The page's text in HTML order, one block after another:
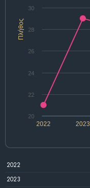
Πλήθος
2022 2023
20
22
24
26
28
30
2022
2023